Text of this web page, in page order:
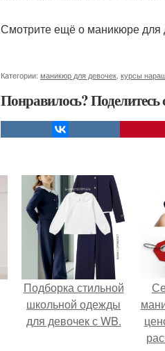
Смотрите ещё о маникюре для
Категории: маникюр для девочек курсы
Понравилось? Поделитесь
Подборка стильной
школьной одежды
для девочек с WB.